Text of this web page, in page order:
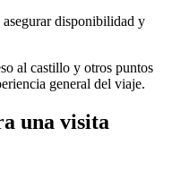
disponibilidad y
al castillo y otros puntos
general del viaje.
una visita